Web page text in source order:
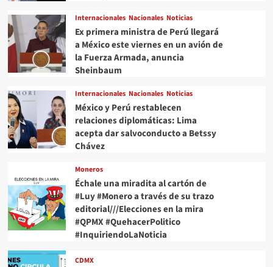
Internacionales Nacionales Noticias
Ex primera ministra de Perú llegará
a México este viernes en un avión de
la Fuerza Armada, anuncia
Sheinbaum
Internacionales Nacionales Noticias
México y Perú restablecen
relaciones diplomáticas: Lima
acepta dar salvoconducto a Betssy
Chávez
Moneros
Échale una miradita al cartón de
#Luy #Monero a través de su trazo
editorial///Elecciones en la mira
#QPMX #QuehacerPolitico
#InquiriendoLaNoticia
CDMX